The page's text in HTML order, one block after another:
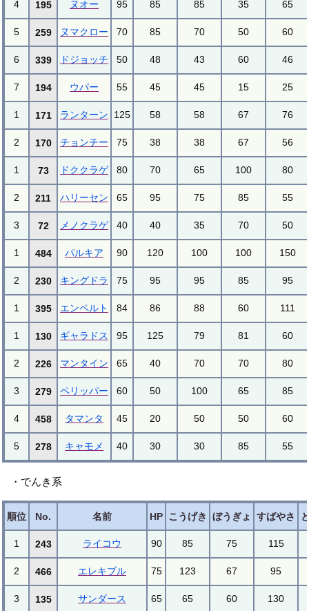
4 195 ヌオー 95 85 85 35 65
5 259 ヌマクロー 70 85 70 50 60
6 339 ドジョッチ 50 48 43 60 46
7 194 ウパー 55 45 45 15 25
1 171 ランターン 125 58 58 67 76
2 170 チョンチー 75 38 38 67 56
1 73 ドククラゲ 80 70 65 100 80
2 211 ハリーセン 65 95 75 85 55
3 72 メノクラゲ 40 40 35 70 50
1 484 パルキア 90 120 100 100 150
2 230 キングドラ 75 95 95 85 95
1 395 エンペルト 84 86 88 60 111
1 130 ギャラドス 95 125 79 81 60
2 226 マンタイン 65 40 70 70 80
3 279 ペリッパー 60 50 100 65 85
4 458 タマンタ 45 20 50 50 60
5 278 キャモメ 40 30 30 85 55
・でんき系
順位 No. 名前 HP こうげき ぼうぎょ すばやさ
1 243 ライコウ 90 85 75 115
2 466 エレキブル 75 123 67 95
3 135 サンダース 65 65 60 130